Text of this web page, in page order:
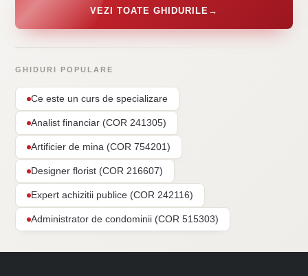
VEZI TOATE GHIDURILE →
GHIDURI POPULARE
Ce este un curs de specializare
Analist financiar (COR 241305)
Artificier de mina (COR 754201)
Designer florist (COR 216607)
Expert achizitii publice (COR 242116)
Administrator de condominii (COR 515303)